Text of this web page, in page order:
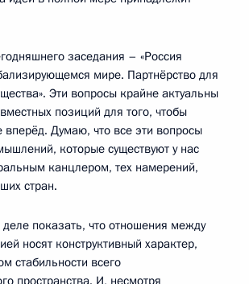
заседания – «Россия
мире. Партнёрство для
Эти вопросы крайне актуальны
позиций для того, чтобы
вперёд. Думаю, что все эти вопросы
которые существуют у нас
канцлером, тех намерений,
стран.
показать, что отношения между
носят конструктивный характер,
стабильности всего
пространства. И, несмотря